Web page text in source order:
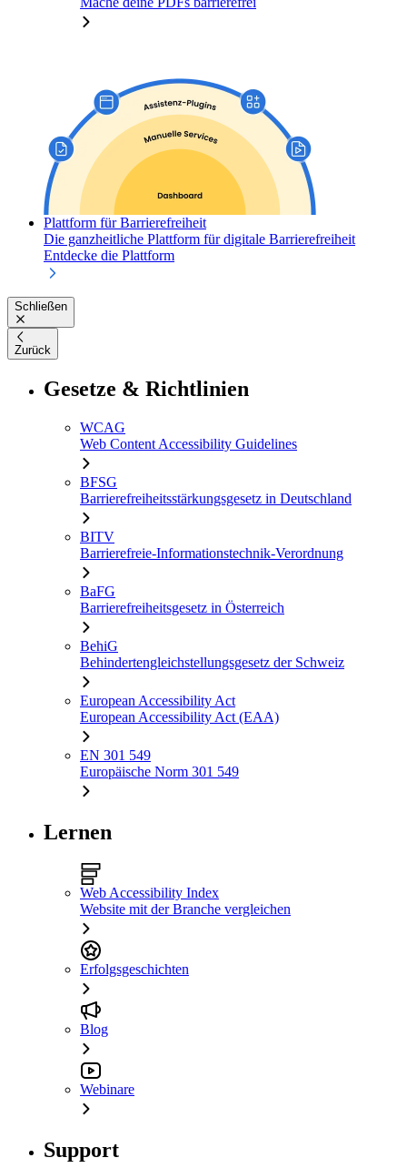
Plattform für Barrierefreiheit
Die ganzheitliche Plattform für digitale Barrierefreiheit
Entdecke die Plattform
Schließen
Zurück
Gesetze & Richtlinien
WCAG
Web Content Accessibility Guidelines
BFSG
Barrierefreiheitsstärkungsgesetz in Deutschland
BITV
Barrierefreie-Informationstechnik-Verordnung
BaFG
Barrierefreiheitsgesetz in Österreich
BehiG
Behindertengleichstellungsgesetz der Schweiz
European Accessibility Act
European Accessibility Act (EAA)
EN 301 549
Europäische Norm 301 549
Lernen
Web Accessibility Index
Website mit der Branche vergleichen
Erfolgsgeschichten
Blog
Webinare
Support